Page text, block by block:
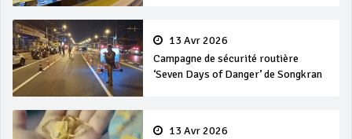
13 Avr 2026
Campagne de sécurité routière
‘Seven Days of Danger’ de Songkran
13 Avr 2026